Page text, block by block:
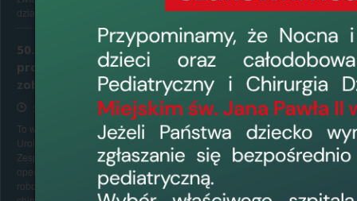
działalność medyczna oddziałów...
50. operacji robotycznych raka
prostaty w WSZ w Elblągu -
zobacz zdjęcia i film
31 lipca 2026, 7:30
To ważny moment dla Oddziału
Urologicznego Wojewódzkiego Szpitala
Zespolonego w Elblągu. Wykonanie 50.
operacji z wykorzystaniem systemu
robotycznego potwierdza, że nowoczesna
W
cyfrowa.
Odbudowy i
warmińsko-
Wartość
Szpitalu